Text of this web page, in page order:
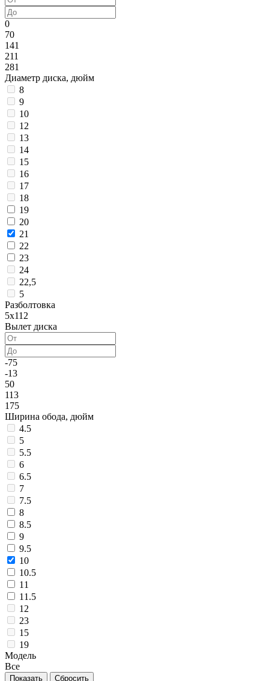
0
70
141
211
281
Диаметр диска, дюйм
8
9
10
12
13
14
15
16
17
18
19
20
21
22
23
24
22,5
5
Разболтовка
5x112
Вылет диска
-75
-13
50
113
175
Ширина обода, дюйм
4.5
5
5.5
6
6.5
7
7.5
8
8.5
9
9.5
10
10.5
11
11.5
12
23
15
19
Модель
Все